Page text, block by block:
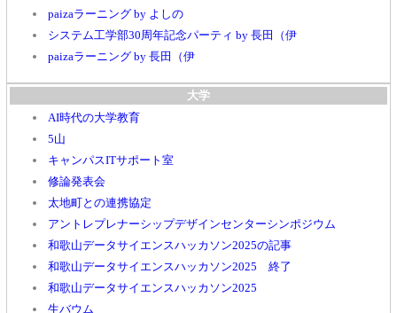
paizaラーニング by よしの
システム工学部30周年記念パーティ by 長田（伊
paizaラーニング by 長田（伊
大学
AI時代の大学教育
5山
キャンパスITサポート室
修論発表会
太地町との連携協定
アントレプレナーシップデザインセンターシンポジウム
和歌山データサイエンスハッカソン2025の記事
和歌山データサイエンスハッカソン2025 終了
和歌山データサイエンスハッカソン2025
生バウム